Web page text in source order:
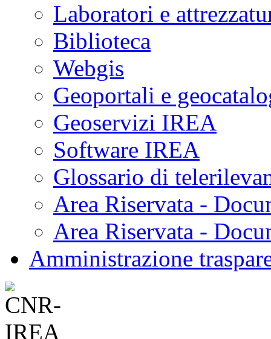
Laboratori e
Biblioteca
Webgis
Geoportali e
Geoservizi IREA
Software IREA
Glossario di
Area Riservata -
Area Riservata -
Amministrazione